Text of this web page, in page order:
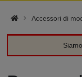
Accessori di